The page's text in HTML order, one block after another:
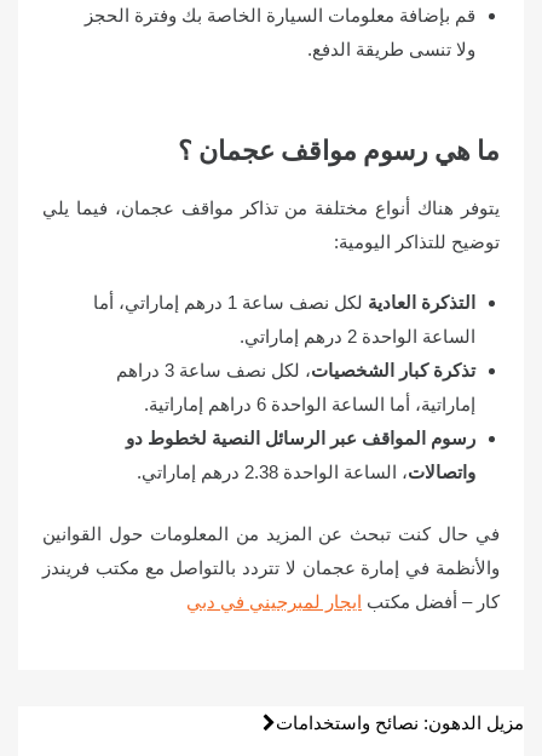
قم بإضافة معلومات السيارة الخاصة بك وفترة الحجز
ولا تنسى طريقة الدفع.
ما هي رسوم مواقف عجمان ؟
يتوفر هناك أنواع مختلفة من تذاكر مواقف عجمان، فيما يلي
توضيح للتذاكر اليومية:
التذكرة العادية
لكل نصف ساعة 1 درهم إماراتي، أما
الساعة الواحدة 2 درهم إماراتي.
تذكرة كبار الشخصيات
، لكل نصف ساعة 3 دراهم
إماراتية، أما الساعة الواحدة 6 دراهم إماراتية.
رسوم المواقف عبر الرسائل النصية لخطوط دو
واتصالات، الساعة الواحدة 2.38 درهم إماراتي.
في حال كنت تبحث عن المزيد من المعلومات حول القوانين
والأنظمة في إمارة عجمان لا تتردد بالتواصل مع مكتب فريندز
كار – أفضل مكتب ايجار لمبرجيني في دبي
تصفّح
مزيل الدهون: نصائح واستخدامات